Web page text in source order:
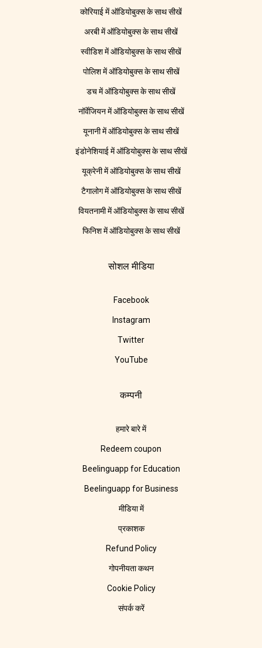
कोरियाई में ऑडियोबुक्स के साथ सीखें
अरबी में ऑडियोबुक्स के साथ सीखें
स्वीडिश में ऑडियोबुक्स के साथ सीखें
पोलिश में ऑडियोबुक्स के साथ सीखें
डच में ऑडियोबुक्स के साथ सीखें
नॉर्वेजियन में ऑडियोबुक्स के साथ सीखें
यूनानी में ऑडियोबुक्स के साथ सीखें
इंडोनेशियाई में ऑडियोबुक्स के साथ सीखें
यूक्रेनी में ऑडियोबुक्स के साथ सीखें
टैगालोग में ऑडियोबुक्स के साथ सीखें
वियतनामी में ऑडियोबुक्स के साथ सीखें
फिनिश में ऑडियोबुक्स के साथ सीखें
सोशल मीडिया
Facebook
Instagram
Twitter
YouTube
कम्पनी
हमारे बारे में
Redeem coupon
Beelinguapp for Education
Beelinguapp for Business
मीडिया में
प्रकाशक
Refund Policy
गोपनीयता कथन
Cookie Policy
संपर्क करें